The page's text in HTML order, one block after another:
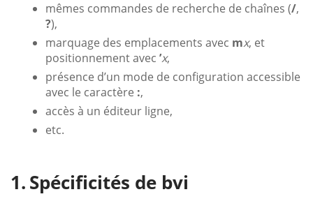
mêmes commandes de recherche de chaînes (/,
?),
marquage des emplacements avec mx, et
positionnement avec ’x,
présence d’un mode de configuration accessible
avec le caractère :,
accès à un éditeur ligne,
etc.
Spécificités de bvi